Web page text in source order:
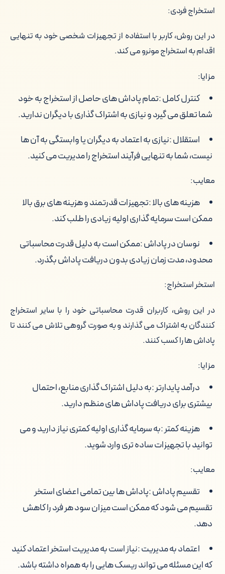
استخراج فردی:
در این روش، کاربر با استفاده از تجهیزات شخصی خود به تنهایی
اقدام به استخراج مونرو می کند.
مزایا:
کنترل کامل :تمام پاداش های حاصل از استخراج به خود
شما تعلق می گیرد و نیازی به اشتراک گذاری با دیگران ندارید.
استقلال :نیازی به اعتماد به دیگران یا وابستگی به آن ها
نیست، شما به تنهایی فرآیند استخراج را مدیریت می کنید.
معایب:
هزینه های بالا :تجهیزات قدرتمند و هزینه های برق بالا
ممکن است سرمایه گذاری اولیه زیادی را طلب کند.
نوسان در پاداش :ممکن است به دلیل قدرت محاسباتی
محدود، مدت زمان زیادی بدون دریافت پاداش بگذرد.
استخر استخراج:
در این روش، کاربران قدرت محاسباتی خود را با سایر استخراج
کنندگان به اشتراک می گذارند و به صورت گروهی تلاش می کنند تا
پاداش ها را کسب کنند.
مزایا:
درآمد پایدارتر :به دلیل اشتراک گذاری منابع، احتمال
بیشتری برای دریافت پاداش های منظم دارید.
هزینه کمتر :به سرمایه گذاری اولیه کمتری نیاز دارید و می
توانید با تجهیزات ساده تری وارد شوید.
معایب:
تقسیم پاداش :پاداش ها بین تمامی اعضای استخر
تقسیم می شود که ممکن است میزان سود هر فرد را کاهش
دهد.
اعتماد به مدیریت :نیاز است به مدیریت استخر اعتماد کنید
که این مسئله می تواند ریسک هایی را به همراه داشته باشد.